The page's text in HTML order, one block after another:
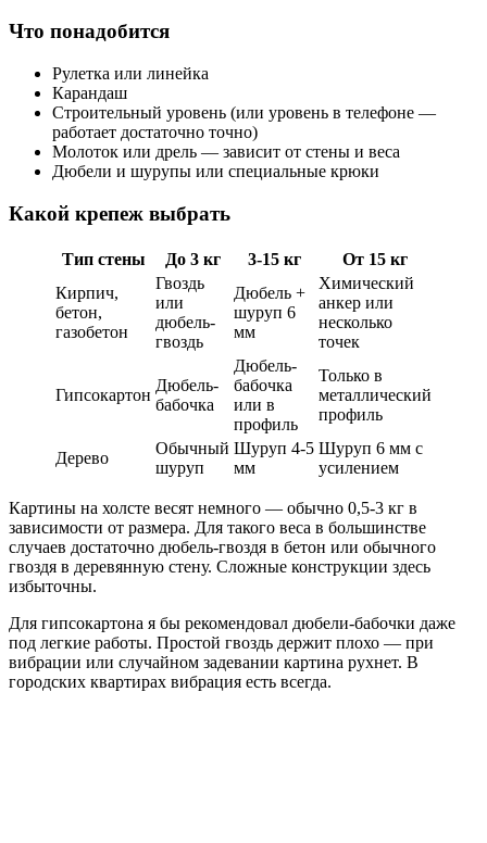
Что понадобится
Рулетка или линейка
Карандаш
Строительный уровень (или уровень в телефоне —
работает достаточно точно)
Молоток или дрель — зависит от стены и веса
Дюбели и шурупы или специальные крюки
Какой крепеж выбрать
Тип стены До 3 кг 3-15 кг
От 15 кг
Кирпич,
бетон,
газобетон
Гвоздь
или
дюбель-
гвоздь
Дюбель +
шуруп 6
мм
Химический
анкер или
несколько
точек
Гипсокартон
Дюбель-
бабочка
Дюбель-
бабочка
или в
профиль
Только в
металлический
профиль
Дерево
Обычный
шуруп
Шуруп 4-5
мм
Шуруп 6 мм с
усилением
Картины на холсте весят немного — обычно 0,5-3 кг в
зависимости от размера. Для такого веса в большинстве
случаев достаточно дюбель-гвоздя в бетон или обычного
гвоздя в деревянную стену. Сложные конструкции здесь
избыточны.
Для гипсокартона я бы рекомендовал дюбели-бабочки даже
под легкие работы. Простой гвоздь держит плохо — при
вибрации или случайном задевании картина рухнет. В
городских квартирах вибрация есть всегда.